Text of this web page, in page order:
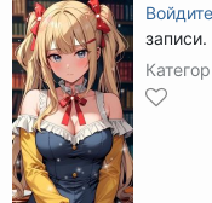
Войдите
записи.